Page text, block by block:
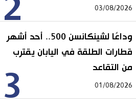
2 03/08/2026
3
وداعًا لشينكانسن 500.. أحد أشهر
قطارات الطلقة في اليابان يقترب
من التقاعد
01/08/2026